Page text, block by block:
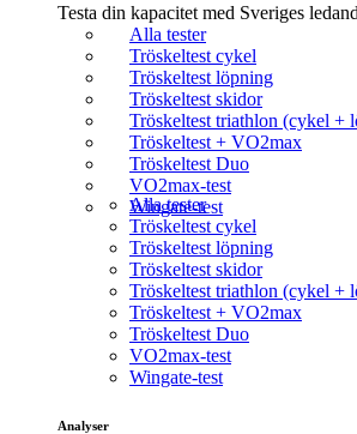
Testa din kapacitet med Sveriges
Alla tester
Tröskeltest cykel
Tröskeltest löpning
Tröskeltest skidor
Tröskeltest triathlon (cykel +
Tröskeltest + VO2max
Tröskeltest Duo
VO2max-test
Wingate-test
Alla tester
Tröskeltest cykel
Tröskeltest löpning
Tröskeltest skidor
Tröskeltest triathlon (cykel +
Tröskeltest + VO2max
Tröskeltest Duo
VO2max-test
Wingate-test
Analyser